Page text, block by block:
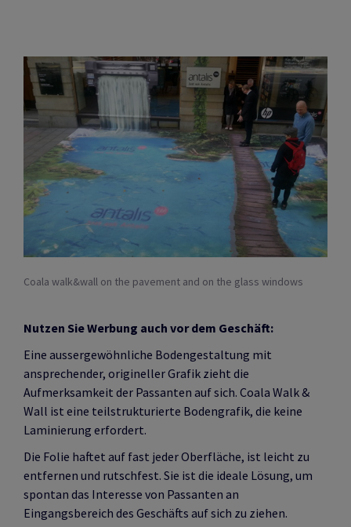
Coala walk&wall on the pavement and on the glass windows
Nutzen Sie Werbung auch vor dem Geschäft:
Eine aussergewöhnliche Bodengestaltung mit
ansprechender, origineller Grafik zieht die
Aufmerksamkeit der Passanten auf sich. Coala Walk &
Wall ist eine teilstrukturierte Bodengrafik, die keine
Laminierung erfordert.
Die Folie haftet auf fast jeder Oberfläche, ist leicht zu
entfernen und rutschfest. Sie ist die ideale Lösung, um
spontan das Interesse von Passanten an
Eingangsbereich des Geschäfts auf sich zu ziehen.